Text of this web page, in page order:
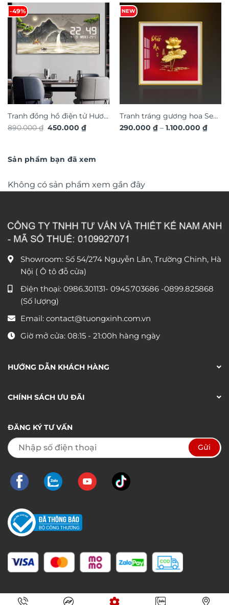
-49%
Tranh đồng hồ điện tử Hươu
Tài Lộc TG4917S
890.000₫ Giá
450.000₫Giá
NEW
Tranh tráng gương hoa Sen
bình an, quà tặng sang
290.000 ₫ – 1.100.000 ₫
Sản phẩm bạn đã xem
Không có sản phẩm xem gần đây
Showroom: Số 54/274 Nguyễn Lân, Trường Chinh, Hà
Nội ( Ô tô đỗ cửa)
Điện thoại: 0986.301131- 0945.703686 -0899.825868
(Số lượng)
Email: contact@tuongxinh.com.vn
Giờ mở cửa: 08:15 - 21:00h hàng ngày
HƯỚNG DẪN KHÁCH HÀNG
CHÍNH SÁCH ƯU ĐÃI
ĐĂNG KÝ TƯ VẤN